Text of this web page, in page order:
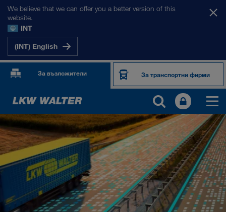
We believe that we can offer you a better version of this
website.
INT
(INT) English
За възложители За транспортни фирми
ПРОДУКТИ И УСЛУГИ
Шосеен транспорт
Дигитални решения
Комбиниран транспорт